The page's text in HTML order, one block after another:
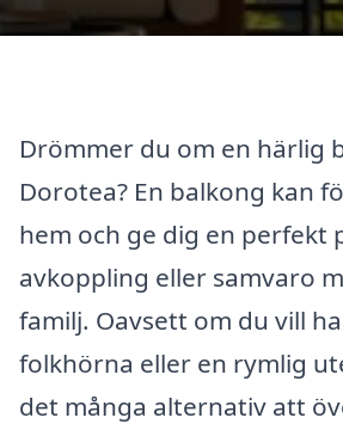
Drömmer du om en härlig
Dorotea? En balkong kan
hem och ge dig en perfekt
avkoppling eller samvaro
familj. Oavsett om du vill
folkhörna eller en rymlig
det många alternativ att